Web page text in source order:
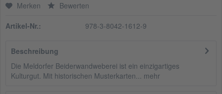
Merken Bewerten
Artikel-Nr.: 978-3-8042-1612-9
Beschreibung
Die Meldorfer Beiderwandweberei ist ein einzigartiges
Kulturgut. Mit historischen Musterkarten... mehr